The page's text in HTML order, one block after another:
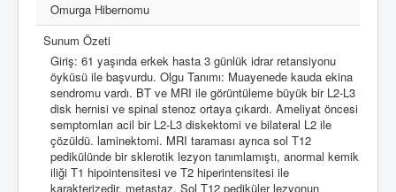
Omurga Hibernomu
Sunum Özeti
Giriş: 61 yaşında erkek hasta 3 günlük idrar retansiyonu
öyküsü ile başvurdu. Olgu Tanımı: Muayenede kauda ekina
sendromu vardı. BT ve MRI ile görüntüleme büyük bir L2-L3
disk hernisi ve spinal stenoz ortaya çıkardı. Ameliyat öncesi
semptomları acil bir L2-L3 diskektomi ve bilateral L2 ile
çözüldü. laminektomi. MRI taraması ayrıca sol T12
pedikülünde bir sklerotik lezyon tanımlamıştı, anormal kemik
iliği T1 hipointensitesi ve T2 hiperintensitesi ile
karakterizedir, metastaz. Sol T12 pediküler lezyonun